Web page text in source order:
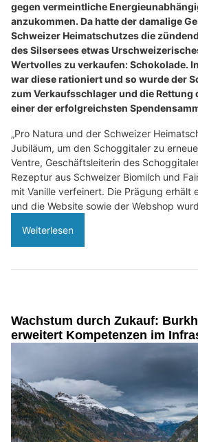
gegen vermeintliche
anzukommen. Da hatte der damalige
Schweizer Heimatschutzes die
des Silsersees etwas
Wertvolles zu verkaufen: Schokolade.
war diese rationiert und so wurde der
zum Verkaufsschlager und die Rettung
einer der erfolgreichsten
„Pro Natura und der Schweizer
Jubiläum, um den Schoggitaler zu
Ventre, Geschäftsleiterin des
Rezeptur aus Schweizer Biomilch und
mit Vanille verfeinert. Die Prägung erhält
und die Website sowie der Webshop
Weiterlesen
Wachstum durch Zukauf:
erweitert Kompetenzen im